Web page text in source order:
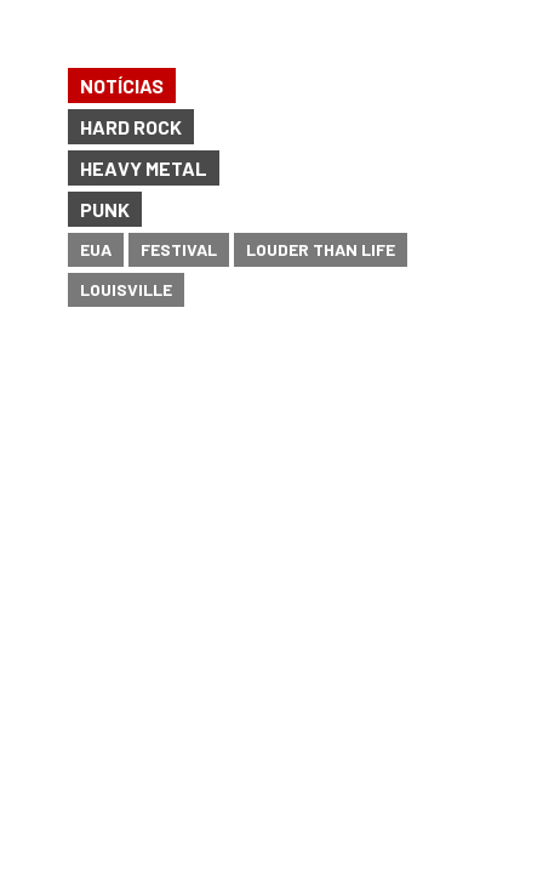
NOTÍCIAS
HARD ROCK
HEAVY METAL
PUNK
EUA FESTIVAL
LOUDER THAN LIFE
LOUISVILLE